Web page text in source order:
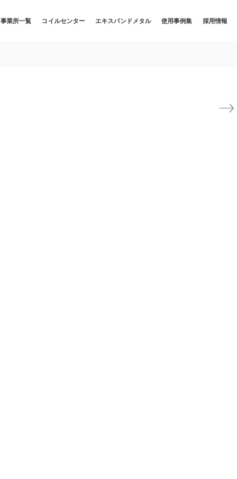
事業所一覧 コイルセンター エキスパンドメタル 使用事例集 採用情報